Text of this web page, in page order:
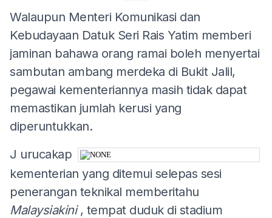
Walaupun Menteri Komunikasi dan
Kebudayaan Datuk Seri Rais Yatim memberi
jaminan bahawa orang ramai boleh menyertai
sambutan ambang merdeka di Bukit Jalil,
pegawai kementeriannya masih tidak dapat
memastikan jumlah kerusi yang
diperuntukkan.
J urucakap
kementerian yang ditemui selepas sesi
penerangan teknikal memberitahu
Malaysiakini , tempat duduk di stadium